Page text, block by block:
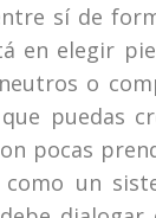
sí de
en elegir
o
puedas
pocas
un